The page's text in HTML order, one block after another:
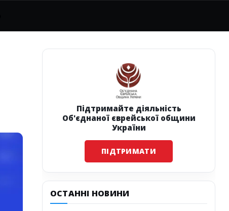
Підтримайте діяльність
Об'єднаної єврейської общини
України
ПІДТРИМАТИ
ОСТАННІ НОВИНИ